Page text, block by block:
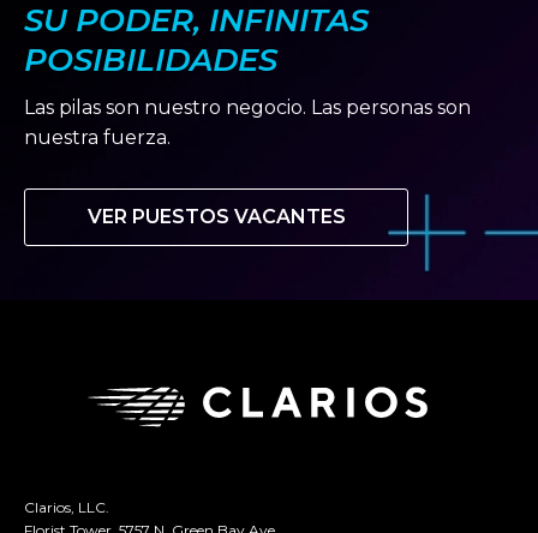
SU PODER, INFINITAS
POSIBILIDADES
Las pilas son nuestro negocio. Las personas son
nuestra fuerza.
VER PUESTOS VACANTES
Clarios, LLC.